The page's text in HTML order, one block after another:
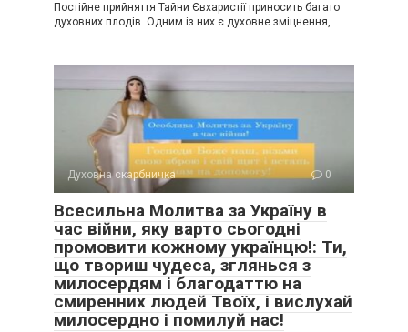
Постійне прийняття Тайни Євхаристії приносить багато
духовних плодів. Одним із них є духовне зміцнення,
Духовна скарбничка 0
Всесильна Молитва за Україну в
час війни, яку варто сьогодні
промовити кожному українцю!: Ти,
що твориш чудеса, зглянься з
милосердям і благодаттю на
смиренних людей Твоїх, і вислухай
милосердно і помилуй нас!